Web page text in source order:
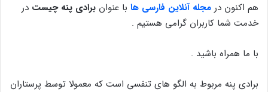
هم اکنون در مجله آنلاین فارسی ها با عنوان برادی پنه چیست در
خدمت شما کاربران گرامی هستیم .
با ما همراه باشید .
برادی پنه مربوط به الگو های تنفسی است که معمولا توسط پرستاران